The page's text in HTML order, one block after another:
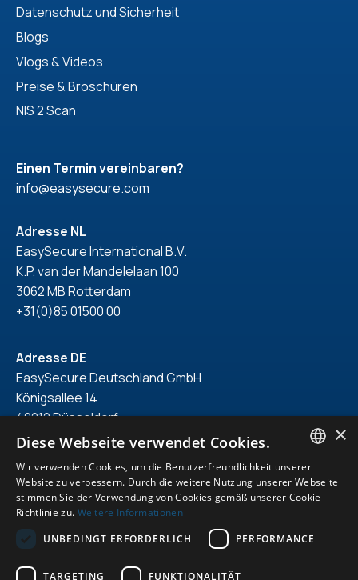
Datenschutz und Sicherheit
Blogs
Vlogs & Videos
Preise & Broschüren
NIS 2 Scan
Einen Termin vereinbaren?
info@easysecure.com
Adresse NL
EasySecure International B.V.
K.P. van der Mandelelaan 100
3062 MB Rotterdam
+31(0)85 01500 00
Adresse DE
EasySecure Deutschland GmbH
Königsallee 14
40212 Düsseldorf
+49(0)211 418 71 150
Erklärung zum Datenschutz
Allgemeine Bedingungen und Bedingungen
ENGLISH
DUTCH
×
Diese Webseite verwendet Cookies.
Wir verwenden Cookies, um die Benutzerfreundlichkeit unserer
Website zu verbessern. Durch die weitere Nutzung unserer Webseite
stimmen Sie der Verwendung von Cookies gemäß unserer Cookie-
Richtlinie zu. Weitere Informationen
UNBEDINGT ERFORDERLICH
PERFORMANCE
TARGETING FUNKTIONALITÄT